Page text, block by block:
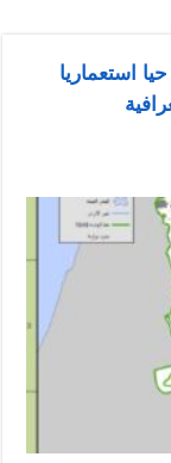
“مقاومة الجدار والاستيطان” : تحويل 13 حيا استعماريا